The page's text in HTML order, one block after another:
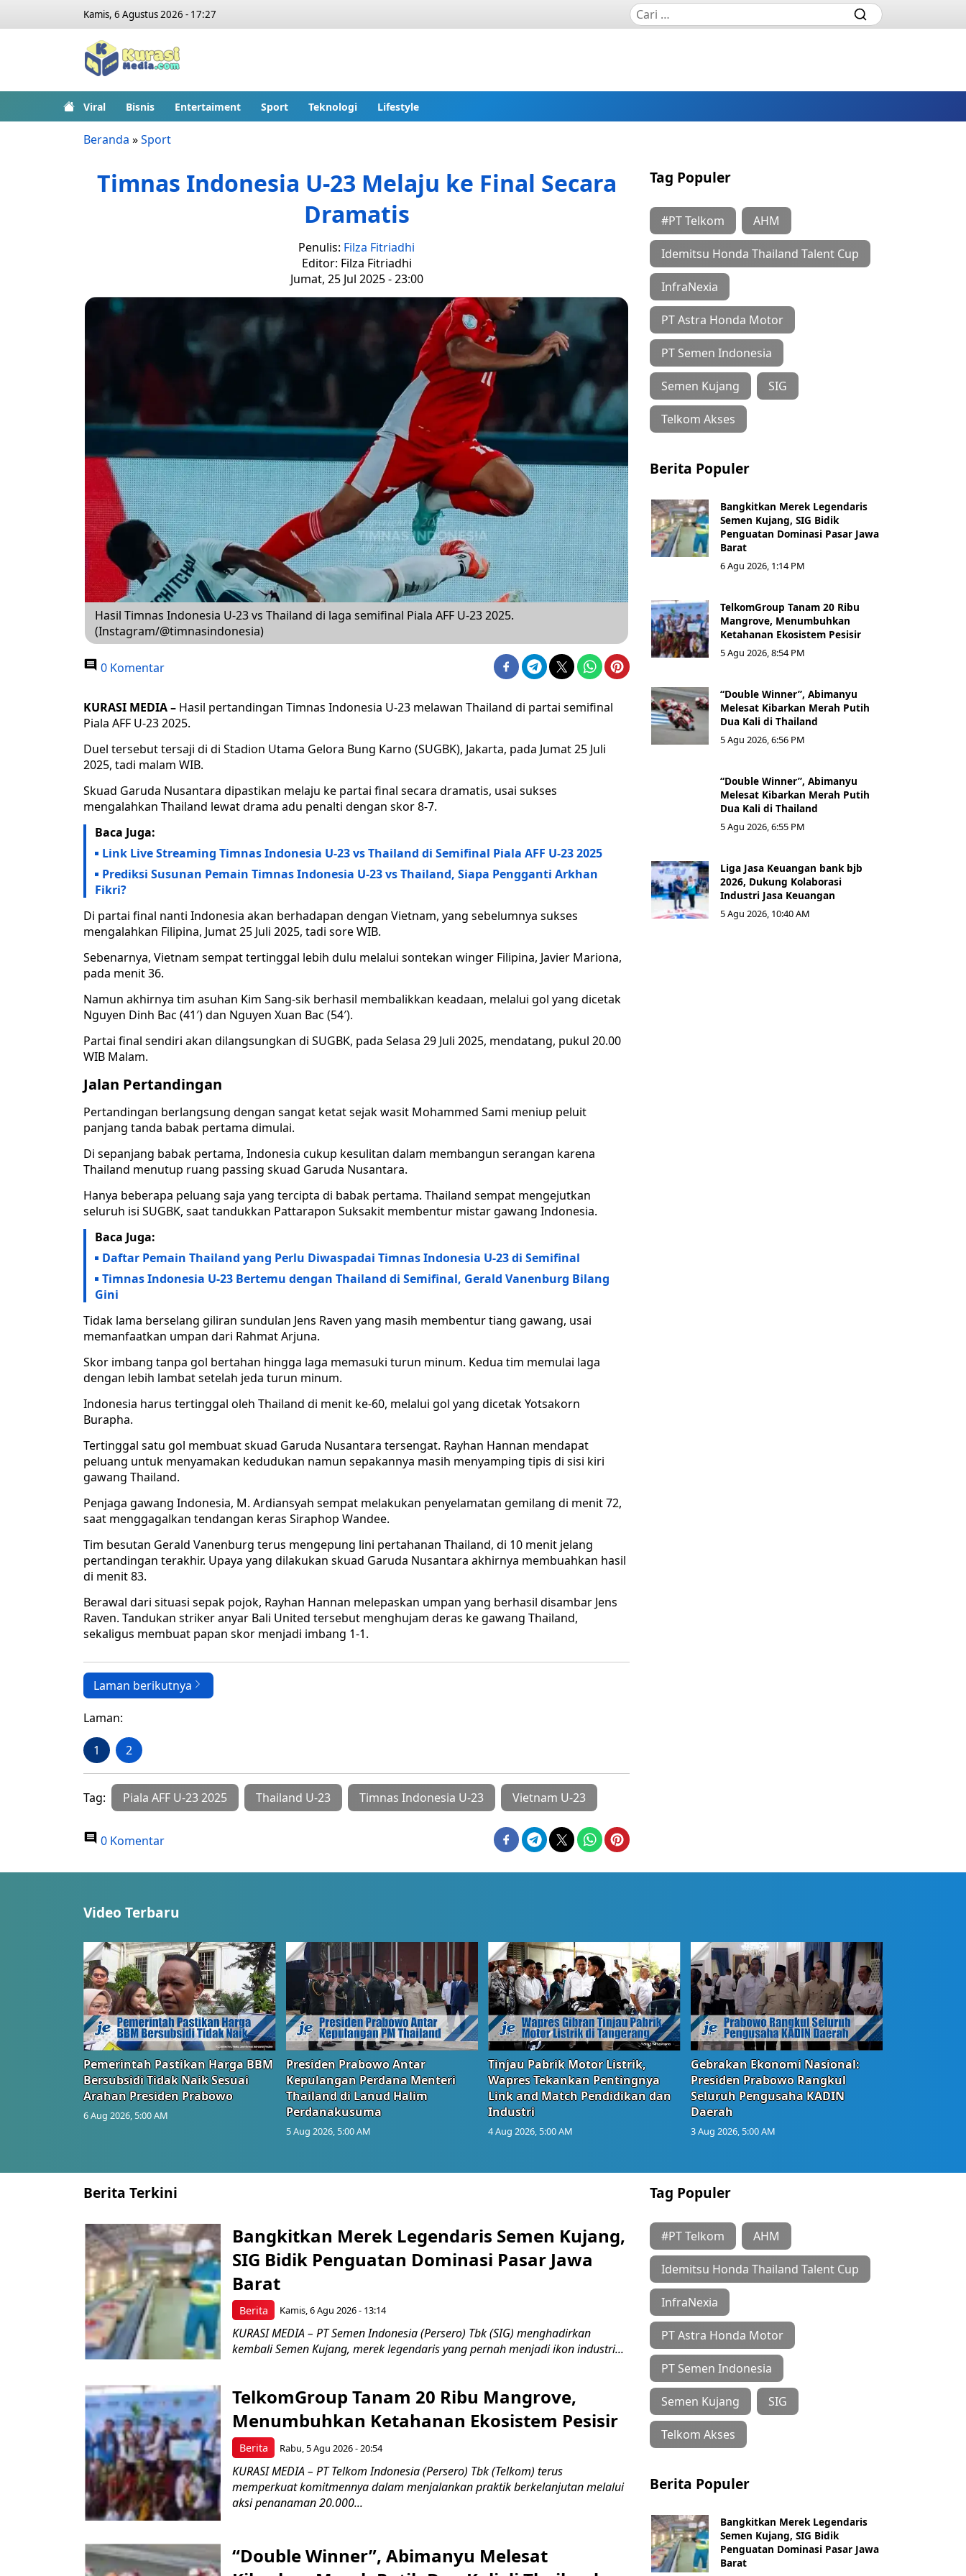
Kamis, 6 Agustus 2026 - 17:27
Viral Bisnis Entertaiment Sport Teknologi Lifestyle
Beranda »Sport
Timnas Indonesia U-23 Melaju ke Final Secara
Dramatis
Penulis: Filza Fitriadhi
Editor: Filza Fitriadhi
Jumat, 25 Jul 2025 - 23:00
Hasil Timnas Indonesia U-23 vs Thailand di laga semifinal Piala AFF U-23 2025.
(Instagram/@timnasindonesia)
0 Komentar
KURASI MEDIA – Hasil pertandingan Timnas Indonesia U-23 melawan Thailand di partai semifinal
Piala AFF U-23 2025.
Duel tersebut tersaji di di Stadion Utama Gelora Bung Karno (SUGBK), Jakarta, pada Jumat 25 Juli
2025, tadi malam WIB.
Skuad Garuda Nusantara dipastikan melaju ke partai final secara dramatis, usai sukses
mengalahkan Thailand lewat drama adu penalti dengan skor 8-7.
Baca Juga:
Link Live Streaming Timnas Indonesia U-23 vs Thailand di Semifinal Piala AFF U-23 2025
Prediksi Susunan Pemain Timnas Indonesia U-23 vs Thailand, Siapa Pengganti Arkhan
Fikri?
Di partai final nanti Indonesia akan berhadapan dengan Vietnam, yang sebelumnya sukses
mengalahkan Filipina, Jumat 25 Juli 2025, tadi sore WIB.
Sebenarnya, Vietnam sempat tertinggal lebih dulu melalui sontekan winger Filipina, Javier Mariona,
pada menit 36.
Namun akhirnya tim asuhan Kim Sang-sik berhasil membalikkan keadaan, melalui gol yang dicetak
Nguyen Dinh Bac (41′) dan Nguyen Xuan Bac (54′).
Partai final sendiri akan dilangsungkan di SUGBK, pada Selasa 29 Juli 2025, mendatang, pukul 20.00
WIB Malam.
Jalan Pertandingan
Pertandingan berlangsung dengan sangat ketat sejak wasit Mohammed Sami meniup peluit
panjang tanda babak pertama dimulai.
Di sepanjang babak pertama, Indonesia cukup kesulitan dalam membangun serangan karena
Thailand menutup ruang passing skuad Garuda Nusantara.
Hanya beberapa peluang saja yang tercipta di babak pertama. Thailand sempat mengejutkan
seluruh isi SUGBK, saat tandukkan Pattarapon Suksakit membentur mistar gawang Indonesia.
Baca Juga:
Daftar Pemain Thailand yang Perlu Diwaspadai Timnas Indonesia U-23 di Semifinal
Timnas Indonesia U-23 Bertemu dengan Thailand di Semifinal, Gerald Vanenburg Bilang
Gini
Tidak lama berselang giliran sundulan Jens Raven yang masih membentur tiang gawang, usai
memanfaatkan umpan dari Rahmat Arjuna.
Skor imbang tanpa gol bertahan hingga laga memasuki turun minum. Kedua tim memulai laga
dengan lebih lambat setelah jeda turun minum.
Indonesia harus tertinggal oleh Thailand di menit ke-60, melalui gol yang dicetak Yotsakorn
Burapha.
Tertinggal satu gol membuat skuad Garuda Nusantara tersengat. Rayhan Hannan mendapat
peluang untuk menyamakan kedudukan namun sepakannya masih menyamping tipis di sisi kiri
gawang Thailand.
Penjaga gawang Indonesia, M. Ardiansyah sempat melakukan penyelamatan gemilang di menit 72,
saat menggagalkan tendangan keras Siraphop Wandee.
Tim besutan Gerald Vanenburg terus mengepung lini pertahanan Thailand, di 10 menit jelang
pertandingan terakhir. Upaya yang dilakukan skuad Garuda Nusantara akhirnya membuahkan hasil
di menit 83.
Berawal dari situasi sepak pojok, Rayhan Hannan melepaskan umpan yang berhasil disambar Jens
Raven. Tandukan striker anyar Bali United tersebut menghujam deras ke gawang Thailand,
sekaligus membuat papan skor menjadi imbang 1-1.
Laman berikutnya
Laman:
1 2
Tag: Piala AFF U-23 2025 Thailand U-23 Timnas Indonesia U-23 Vietnam U-23
0 Komentar
Tag Populer
#PT Telkom AHM
Idemitsu Honda Thailand Talent Cup
InfraNexia
PT Astra Honda Motor
PT Semen Indonesia
Semen Kujang SIG
Telkom Akses
Berita Populer
Bangkitkan Merek Legendaris
Semen Kujang, SIG Bidik
Penguatan Dominasi Pasar Jawa
Barat
6 Agu 2026, 1:14 PM
TelkomGroup Tanam 20 Ribu
Mangrove, Menumbuhkan
Ketahanan Ekosistem Pesisir
5 Agu 2026, 8:54 PM
“Double Winner”, Abimanyu
Melesat Kibarkan Merah Putih
Dua Kali di Thailand
5 Agu 2026, 6:56 PM
“Double Winner”, Abimanyu
Melesat Kibarkan Merah Putih
Dua Kali di Thailand
5 Agu 2026, 6:55 PM
Liga Jasa Keuangan bank bjb
2026, Dukung Kolaborasi
Industri Jasa Keuangan
5 Agu 2026, 10:40 AM
Video Terbaru
Pemerintah Pastikan Harga BBM
Bersubsidi Tidak Naik Sesuai
Arahan Presiden Prabowo
6 Aug 2026, 5:00 AM
Presiden Prabowo Antar
Kepulangan Perdana Menteri
Thailand di Lanud Halim
Perdanakusuma
5 Aug 2026, 5:00 AM
Tinjau Pabrik Motor Listrik,
Wapres Tekankan Pentingnya
Link and Match Pendidikan dan
Industri
4 Aug 2026, 5:00 AM
Gebrakan Ekonomi Nasional:
Presiden Prabowo Rangkul
Seluruh Pengusaha KADIN
Daerah
3 Aug 2026, 5:00 AM
Berita Terkini
Berita
Bangkitkan Merek Legendaris Semen Kujang,
SIG Bidik Penguatan Dominasi Pasar Jawa
Barat
Kamis, 6 Agu 2026 - 13:14
KURASI MEDIA – PT Semen Indonesia (Persero) Tbk (SIG) menghadirkan
kembali Semen Kujang, merek legendaris yang pernah menjadi ikon industri...
Berita
TelkomGroup Tanam 20 Ribu Mangrove,
Menumbuhkan Ketahanan Ekosistem Pesisir
Rabu, 5 Agu 2026 - 20:54
KURASI MEDIA – PT Telkom Indonesia (Persero) Tbk (Telkom) terus
memperkuat komitmennya dalam menjalankan praktik berkelanjutan melalui
aksi penanaman 20.000...
“Double Winner”, Abimanyu Melesat
Tag Populer
#PT Telkom AHM
Idemitsu Honda Thailand Talent Cup
InfraNexia
PT Astra Honda Motor
PT Semen Indonesia
Semen Kujang SIG
Telkom Akses
Berita Populer
Bangkitkan Merek Legendaris
Semen Kujang, SIG Bidik
Penguatan Dominasi Pasar Jawa
Barat